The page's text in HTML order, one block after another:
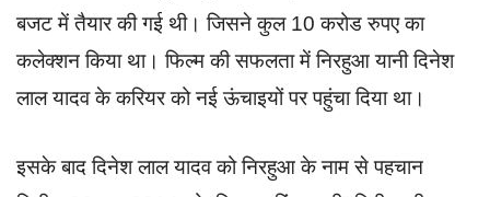
बजट में तैयार की गई थी। जिसने कुल 10 करोड रुपए का
कलेक्शन किया था। फिल्म की सफलता में निरहुआ यानी दिनेश
लाल यादव के करियर को नई ऊंचाइयों पर पहुंचा दिया था।
इसके बाद दिनेश लाल यादव को निरहुआ के नाम से पहचान